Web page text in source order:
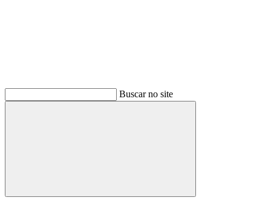
Buscar no site
Buscar